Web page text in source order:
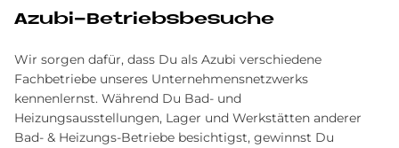
Azu­bi-Be­triebs­be­su­che
Wir sorgen dafür, dass Du als Azubi verschiedene
Fachbetriebe unseres Unternehmensnetzwerks
kennenlernst. Während Du Bad- und
Heizungsausstellungen, Lager und Werkstätten anderer
Bad- & Heizungs-Betriebe besichtigst, gewinnst Du